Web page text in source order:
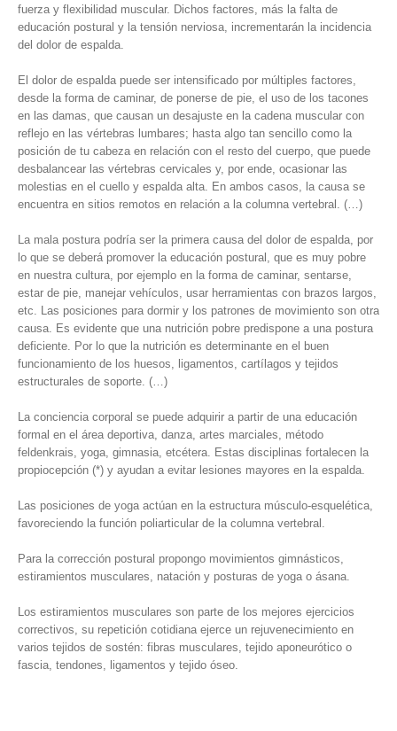
fuerza y flexibilidad muscular. Dichos factores, más la falta de
educación postural y la tensión nerviosa, incrementarán la incidencia
del dolor de espalda.
El dolor de espalda puede ser intensificado por múltiples factores,
desde la forma de caminar, de ponerse de pie, el uso de los tacones
en las damas, que causan un desajuste en la cadena muscular con
reflejo en las vértebras lumbares; hasta algo tan sencillo como la
posición de tu cabeza en relación con el resto del cuerpo, que puede
desbalancear las vértebras cervicales y, por ende, ocasionar las
molestias en el cuello y espalda alta. En ambos casos, la causa se
encuentra en sitios remotos en relación a la columna vertebral. (…)
La mala postura podría ser la primera causa del dolor de espalda, por
lo que se deberá promover la educación postural, que es muy pobre
en nuestra cultura, por ejemplo en la forma de caminar, sentarse,
estar de pie, manejar vehículos, usar herramientas con brazos largos,
etc. Las posiciones para dormir y los patrones de movimiento son otra
causa. Es evidente que una nutrición pobre predispone a una postura
deficiente. Por lo que la nutrición es determinante en el buen
funcionamiento de los huesos, ligamentos, cartílagos y tejidos
estructurales de soporte. (…)
La conciencia corporal se puede adquirir a partir de una educación
formal en el área deportiva, danza, artes marciales, método
feldenkrais, yoga, gimnasia, etcétera. Estas disciplinas fortalecen la
propiocepción (*) y ayudan a evitar lesiones mayores en la espalda.
Las posiciones de yoga actúan en la estructura músculo-esquelética,
favoreciendo la función poliarticular de la columna vertebral.
Para la corrección postural propongo movimientos gimnásticos,
estiramientos musculares, natación y posturas de yoga o ásana.
Los estiramientos musculares son parte de los mejores ejercicios
correctivos, su repetición cotidiana ejerce un rejuvenecimiento en
varios tejidos de sostén: fibras musculares, tejido aponeurótico o
fascia, tendones, ligamentos y tejido óseo.